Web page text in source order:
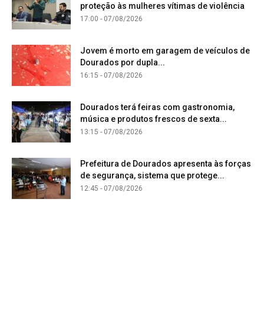
proteção às mulheres vítimas de violência
17:00 - 07/08/2026
Jovem é morto em garagem de veículos de
Dourados por dupla...
16:15 - 07/08/2026
Dourados terá feiras com gastronomia,
música e produtos frescos de sexta...
13:15 - 07/08/2026
Prefeitura de Dourados apresenta às forças
de segurança, sistema que protege...
12:45 - 07/08/2026